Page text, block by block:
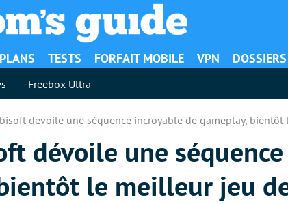
TESTS FORFAIT MOBILE VPN DOSSIERS
Freebox Ultra
dévoile une séquence incroyable de gameplay,
dévoile une séquence
le meilleur jeu